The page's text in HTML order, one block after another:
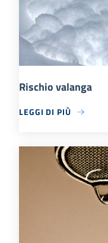
Rischio valanga
LEGGI DI PIÙ